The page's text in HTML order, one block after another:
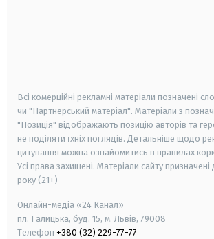
Всі комерційні рекламні матеріали позначені
чи "Партнерський матеріал". Матеріали з
"Позиція" відображають позицію авторів та
не поділяти їхніх поглядів. Детальніше щодо
цитування можна ознайомитись в правилах
Усі права захищені. Матеріали сайту призначені
року (21+)
Онлайн-медіа «24 Канал»
пл. Галицька, буд. 15, м. Львів, 79008
Телефон +380 (32) 229-77-77